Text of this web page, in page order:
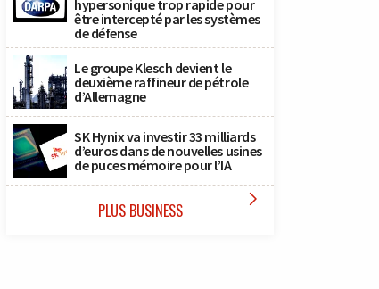
hypersonique trop rapide pour
être intercepté par les systèmes
de défense
Le groupe Klesch devient le
deuxième raffineur de pétrole
d’Allemagne
SK Hynix va investir 33 milliards
d’euros dans de nouvelles usines
de puces mémoire pour l’IA
PLUS BUSINESS 